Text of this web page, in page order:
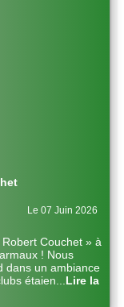
Le 07 Juin 2026
Couchet » à
! Nous
dans un ambiance
étaien
Lire la